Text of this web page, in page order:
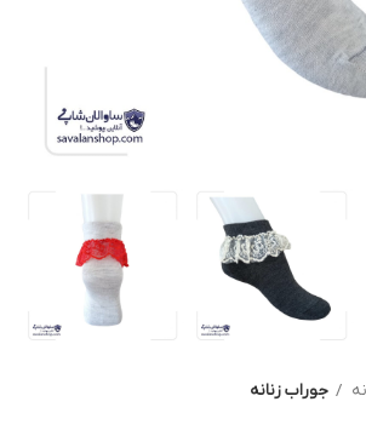
جوراب زنانه